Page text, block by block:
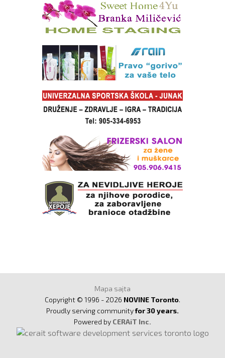
Mapa sajta
Copyright © 1996 - 2026 NOVINE Toronto.
Proudly serving communityfor 30 years.
Powered by CERAiT Inc.